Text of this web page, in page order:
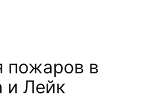
пожаров в
и Лейк